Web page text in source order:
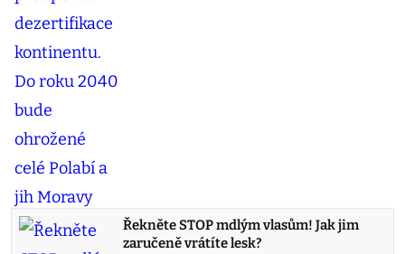
Řekněte STOP mdlým vlasům! Jak jim
zaručeně vrátíte lesk?